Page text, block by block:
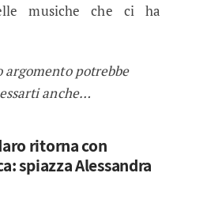
musiche che ci ha
argomento potrebbe
anche…
ritorna con
spiazza Alessandra